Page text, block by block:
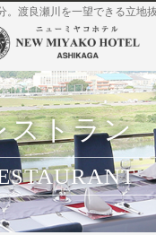
。渡良瀬川を一望できる立地
ストラン